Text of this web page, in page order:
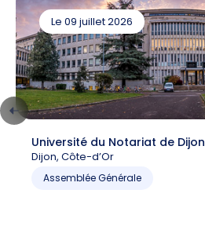
Le 09 juillet 2026
Université du Notariat de Dijon
Dijon, Côte-d’Or
Assemblée Générale